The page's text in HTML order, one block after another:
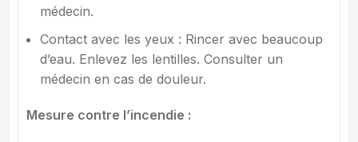
médecin.
Contact avec les yeux : Rincer avec beaucoup
d’eau. Enlevez les lentilles. Consulter un
médecin en cas de douleur.
Mesure contre l’incendie :